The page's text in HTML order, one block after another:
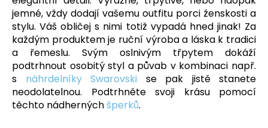
jemné, vždy dodají vašemu outfitu porci ženskosti a
stylu. Váš obličej s nimi totiž vypadá hned jinak! Za
každým produktem je ruční výroba a láska k tradici
a řemeslu. Svým oslnivým třpytem dokáží
podtrhnout osobitý styl a půvab v kombinaci např.
s náhrdelníky Swarovski se pak jistě stanete
neodolatelnou. Podtrhněte svoji krásu pomocí
těchto nádhernýchšperků.
t
ř
e
b
u
j
e